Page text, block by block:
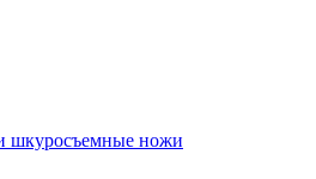
шкуросъемные ножи